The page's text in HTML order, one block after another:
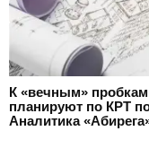
К «вечным»
планируют по КРТ
Аналитика